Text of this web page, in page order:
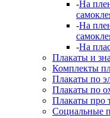
-На
-На
-На
Плакаты и
Комплекты
Плакаты по
Плакаты по
Плакаты про
Социальные